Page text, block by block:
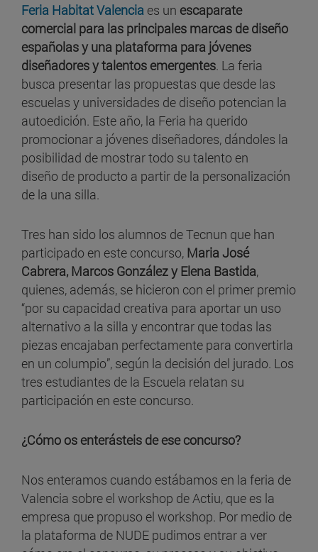
Feria Habitat Valencia es un escaparate
comercial para las principales marcas de diseño
españolas y una plataforma para jóvenes
diseñadores y talentos emergentes. La feria
busca presentar las propuestas que desde las
escuelas y universidades de diseño potencian la
autoedición. Este año, la Feria ha querido
promocionar a jóvenes diseñadores, dándoles la
posibilidad de mostrar todo su talento en
diseño de producto a partir de la personalización
de la una silla.
Tres han sido los alumnos de Tecnun que han
participado en este concurso, Maria José
Cabrera, Marcos González y Elena Bastida,
quienes, además, se hicieron con el primer premio
“por su capacidad creativa para aportar un uso
alternativo a la silla y encontrar que todas las
piezas encajaban perfectamente para convertirla
en un columpio”, según la decisión del jurado. Los
tres estudiantes de la Escuela relatan su
participación en este concurso.
¿Cómo os enterásteis de ese concurso?
Nos enteramos cuando estábamos en la feria de
Valencia sobre el workshop de Actiu, que es la
empresa que propuso el workshop. Por medio de
la plataforma de NUDE pudimos entrar a ver